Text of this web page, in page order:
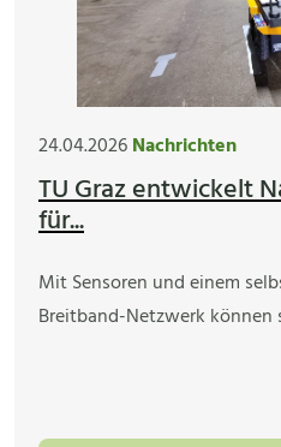
24.04.2026Nachrichten
TU Graz entwickelt
für...
Mit Sensoren und einem
Breitband-Netzwerk